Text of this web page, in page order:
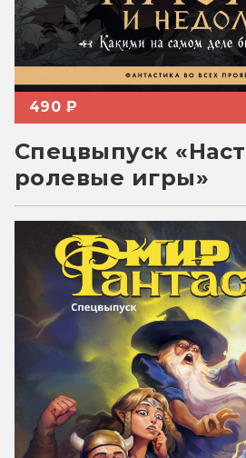
490 ₽
Спецвыпуск
ролевые игры»